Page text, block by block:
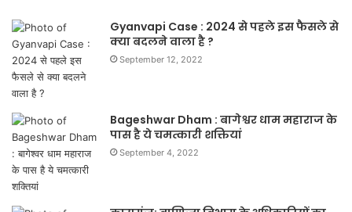
Gyanvapi Case : 2024 से पहले इस फैसले से
क्या बदलने वाला है ?
September 12, 2022
Bageshwar Dham : बागेश्वर धाम महाराज के
पास है ये चमत्कारी शक्तियां
September 4, 2022